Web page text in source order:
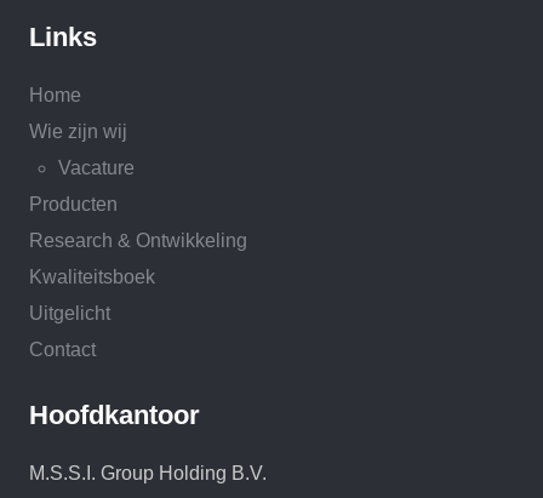
Links
Home
Wie zijn wij
Vacature
Producten
Research & Ontwikkeling
Kwaliteitsboek
Uitgelicht
Contact
Hoofdkantoor
M.S.S.I. Group Holding B.V.